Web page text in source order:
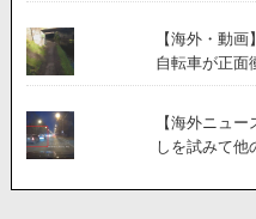
【海外・動
自転車が正面
【海外ニュ
しを試みて他